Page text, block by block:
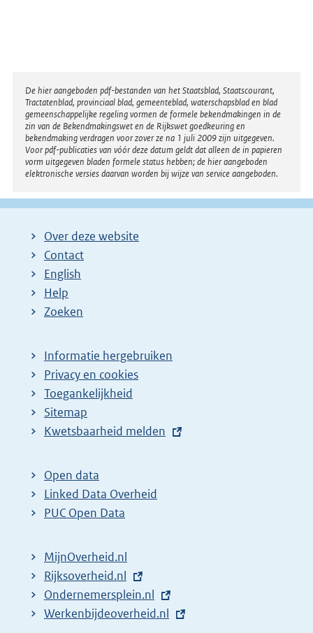
Disclaimer
De hier aangeboden pdf-bestanden van het Staatsblad, Staatscourant,
Tractatenblad, provinciaal blad, gemeenteblad, waterschapsblad en blad
gemeenschappelijke regeling vormen de formele bekendmakingen in de
zin van de Bekendmakingswet en de Rijkswet goedkeuring en
bekendmaking verdragen voor zover ze na 1 juli 2009 zijn uitgegeven.
Voor pdf-publicaties van vóór deze datum geldt dat alleen de in papieren
vorm uitgegeven bladen formele status hebben; de hier aangeboden
elektronische versies daarvan worden bij wijze van service aangeboden.
Over deze website
Contact
English
Help
Zoeken
Informatie hergebruiken
Privacy en cookies
Toegankelijkheid
Sitemap
E
t
e
r
l
i
n
k
Kwetsbaarheid melden
Open data
Linked Data Overheid
PUC Open Data
MijnOverheid.nl
E
x
t
Rijksoverheid.nl
E
x
Ondernemersplein.nl
E
Werkenbijdeoverheid.nl